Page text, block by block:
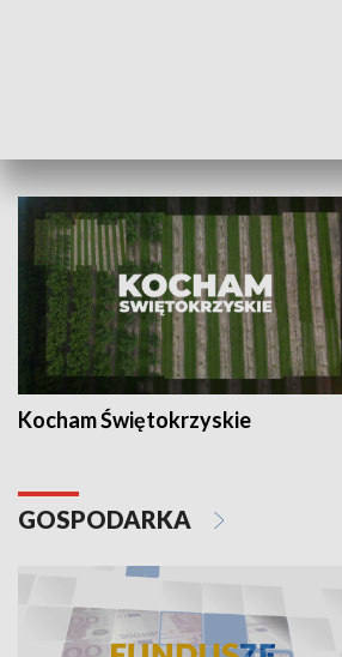
Kocham Świętokrzyskie
GOSPODARKA